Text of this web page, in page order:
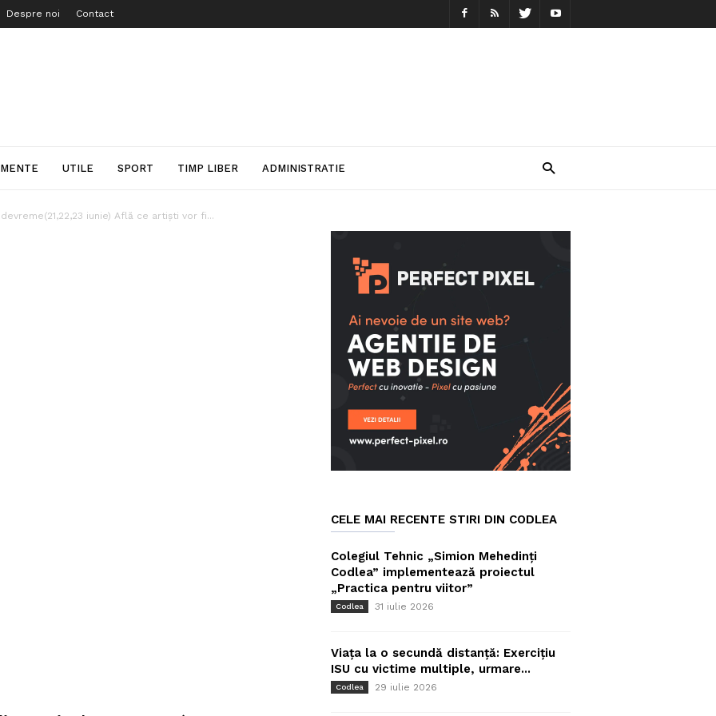
Despre noi Contact
UTILE SPORT TIMP LIBER ADMINISTRATIE
iunie) Află ce artişti vor fi...
CELE MAI RECENTE STIRI DIN CODLEA
Colegiul Tehnic „Simion Mehedinți
Codlea” implementează proiectul
„Practica pentru viitor”
Codlea 31 iulie 2026
Viața la o secundă distanță: Exercițiu
ISU cu victime multiple, urmare...
Codlea 29 iulie 2026